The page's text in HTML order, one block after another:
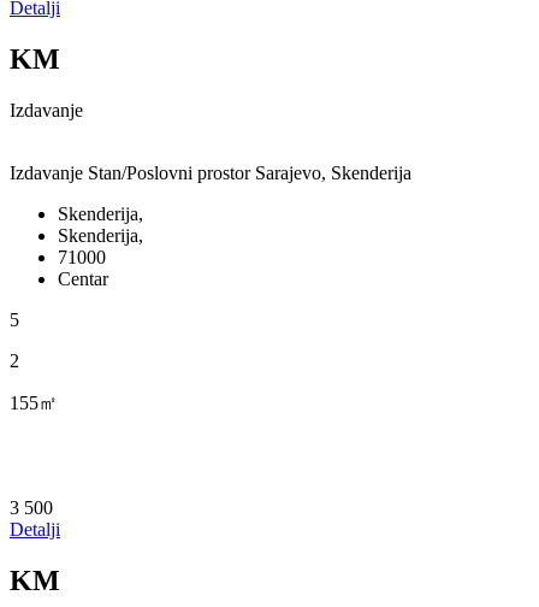
Detalji
KM
Izdavanje
Izdavanje Stan/Poslovni prostor Sarajevo, Skenderija
Skenderija,
Skenderija,
71000
Centar
5
2
155㎡
3 500
Detalji
KM